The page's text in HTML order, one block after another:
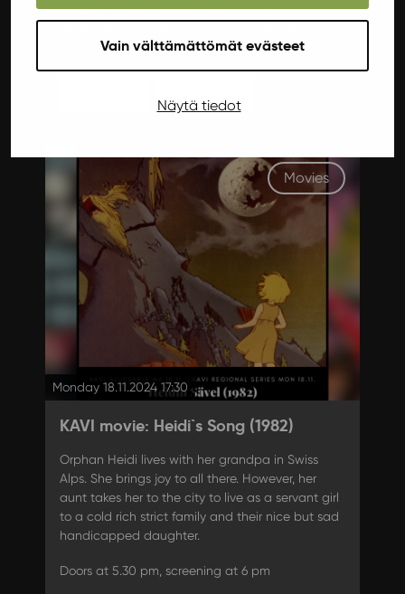
Vain välttämättömät evästeet
Näytä tiedot
at Ilokivi Venue! So put on your overalls and a
Movies
Monday 18.11.2024 17:30
KAVI movie: Heidi`s Song (1982)
Orphan Heidi lives with her grandpa in Swiss
Alps. She brings joy to all there. However, her
aunt takes her to the city to live as a servant girl
to a cold rich strict family and their nice but sad
handicapped daughter.
Doors at 5.30 pm, screening at 6 pm